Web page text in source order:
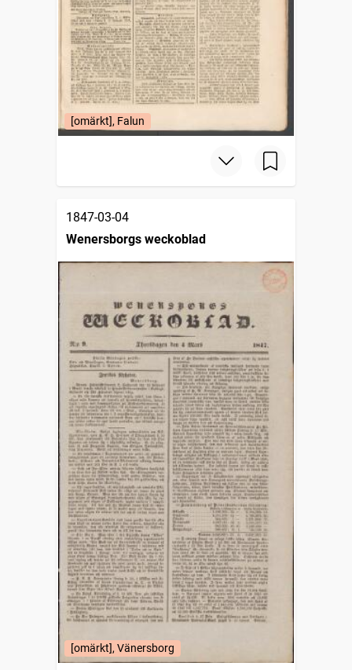
[omärkt], Falun
1847-03-04
Wenersborgs weckoblad
[omärkt], Vänersborg